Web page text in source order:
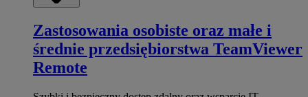
Zastosowania osobiste oraz małe i
średnie przedsiębiorstwa TeamViewer
Remote